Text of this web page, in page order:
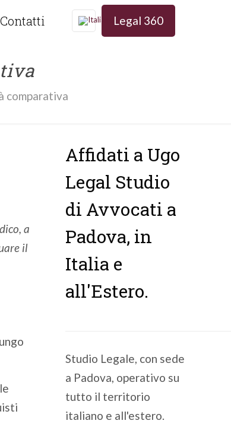
Contatti Legal 360
comparativa
a
il
Affidati a Ugo
Legal Studio
di Avvocati a
Padova, in
Italia e
all'Estero.
Studio Legale, con sede
a Padova, operativo su
tutto il territorio
italiano e all'estero.